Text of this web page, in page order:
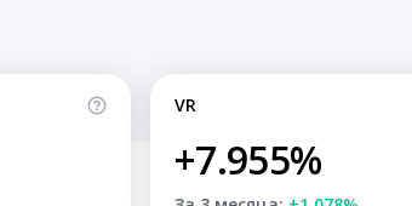
VR
+7.955%